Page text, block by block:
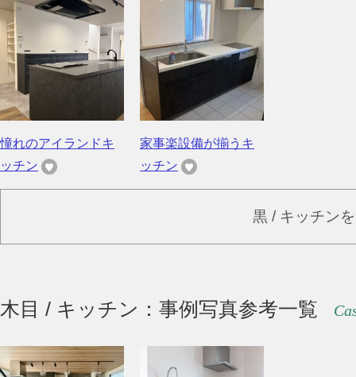
憧れのアイランドキ
ッチン
家事楽設備が揃うキ
ッチン
黒 / キッチン
木目 / キッチン：事例写真参考一覧